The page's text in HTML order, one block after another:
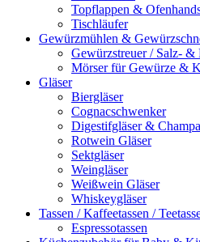
Topflappen &
Tischläufer
Gewürzmühlen &
Gewürzstreuer / Salz- &
Mörser für Gewürze &
Gläser
Biergläser
Cognacschwenker
Digestifgläser &
Rotwein Gläser
Sektgläser
Weingläser
Weißwein Gläser
Whiskeygläser
Tassen / Kaffeetassen /
Espressotassen